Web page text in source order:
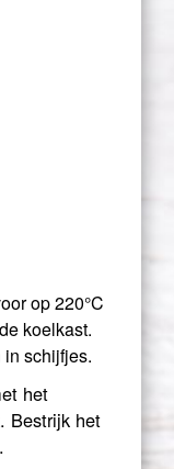
op 220°C
koelkast.
schijfjes.
het
Bestrijk het